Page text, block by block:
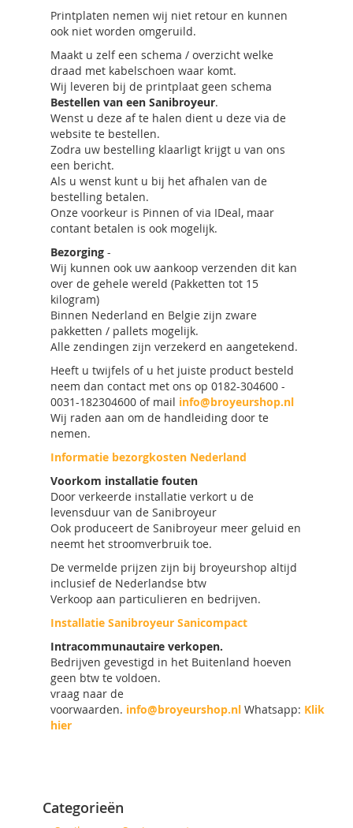
Printplaten nemen wij niet retour en kunnen
ook niet worden omgeruild.
Maakt u zelf een schema / overzicht welke
draad met kabelschoen waar komt.
Wij leveren bij de printplaat geen schema
Bestellen van een Sanibroyeur.
Wenst u deze af te halen dient u deze via de
website te bestellen.
Zodra uw bestelling klaarligt krijgt u van ons
een bericht.
Als u wenst kunt u bij het afhalen van de
bestelling betalen.
Onze voorkeur is Pinnen of via IDeal, maar
contant betalen is ook mogelijk.
Bezorging -
Wij kunnen ook uw aankoop verzenden dit kan
over de gehele wereld (Pakketten tot 15
kilogram)
Binnen Nederland en Belgie zijn zware
pakketten / pallets mogelijk.
Alle zendingen zijn verzekerd en aangetekend.
Heeft u twijfels of u het juiste product besteld
neem dan contact met ons op 0182-304600 -
0031-182304600 of mail info@broyeurshop.nl
Wij raden aan om de handleiding door te
nemen.
Informatie bezorgkosten Nederland
Voorkom installatie fouten
Door verkeerde installatie verkort u de
levensduur van de Sanibroyeur
Ook produceert de Sanibroyeur meer geluid en
neemt het stroomverbruik toe.
De vermelde prijzen zijn bij broyeurshop altijd
inclusief de Nederlandse btw
Verkoop aan particulieren en bedrijven.
Installatie Sanibroyeur Sanicompact
Intracommunautaire verkopen.
Bedrijven gevestigd in het Buitenland hoeven
geen btw te voldoen.
vraag naar de
voorwaarden. info@broyeurshop.nl Whatsapp: Klik
hier
Categorieën